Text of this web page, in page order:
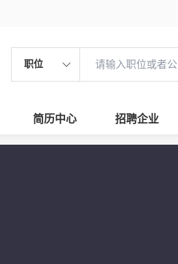
职位
简历中心 招聘企业